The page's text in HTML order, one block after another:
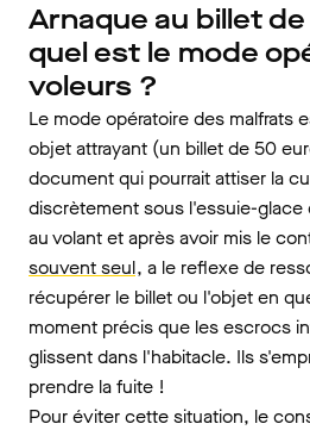
Arnaque au billet
quel est le mode
voleurs ?
Le mode opératoire des malfrats
objet attrayant (un billet de 50
document qui pourrait attiser la
discrètement sous l'essuie-
au volant et après avoir mis le
souvent seul, a le reflexe de
récupérer le billet ou l'objet en
moment précis que les escrocs
glissent dans l'habitacle. Ils
prendre la fuite !
Pour éviter cette situation, le